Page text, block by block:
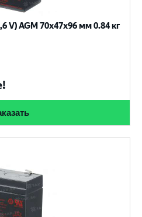
V) AGM 70x47x96 мм 0.84 кг